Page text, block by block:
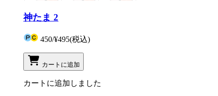
神たま 2
450/¥495(税込)
カートに追加
カートに追加しました